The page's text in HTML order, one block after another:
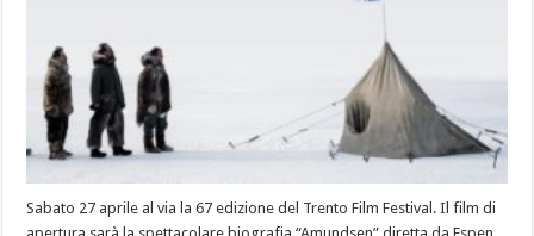
Sabato 27 aprile al via la 67 edizione del Trento Film Festival. Il film di